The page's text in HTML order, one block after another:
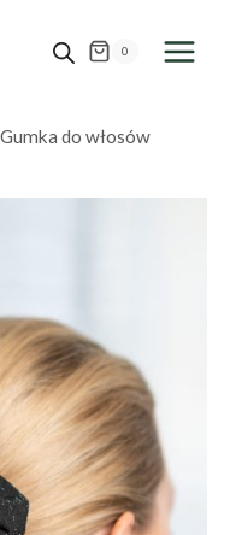
0
Gumka do włosów